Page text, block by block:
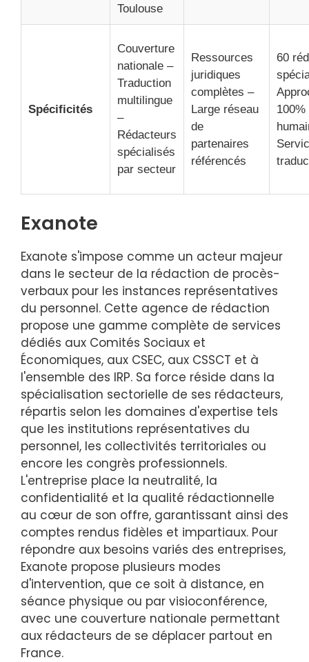
Toulouse
Spécificités
Couverture
nationale –
Traduction
multilingue
–
Rédacteurs
spécialisés
par secteur
Ressources
juridiques
complètes –
Large réseau
de
partenaires
référencés
60
100%
Exanote
Exanote s'impose comme un acteur majeur
dans le secteur de la rédaction de procès-
verbaux pour les instances représentatives
du personnel. Cette agence de rédaction
propose une gamme complète de services
dédiés aux Comités Sociaux et
Économiques, aux CSEC, aux CSSCT et à
l'ensemble des IRP. Sa force réside dans la
spécialisation sectorielle de ses rédacteurs,
répartis selon les domaines d'expertise tels
que les institutions représentatives du
personnel, les collectivités territoriales ou
encore les congrès professionnels.
L'entreprise place la neutralité, la
confidentialité et la qualité rédactionnelle
au cœur de son offre, garantissant ainsi des
comptes rendus fidèles et impartiaux. Pour
répondre aux besoins variés des entreprises,
Exanote propose plusieurs modes
d'intervention, que ce soit à distance, en
séance physique ou par visioconférence,
avec une couverture nationale permettant
aux rédacteurs de se déplacer partout en
France.